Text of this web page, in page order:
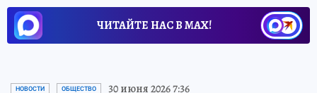
ЧИТАЙТЕ НАС В МАХ!
НОВОСТИ ОБЩЕСТВО 30 июня 2026 7:36